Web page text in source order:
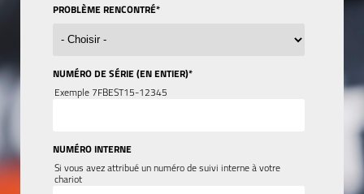
PROBLÈME RENCONTRÉ*
NUMÉRO DE SÉRIE (EN ENTIER)*
Exemple 7FBEST15-12345
NUMÉRO INTERNE
Si vous avez attribué un numéro de suivi interne à votre
chariot